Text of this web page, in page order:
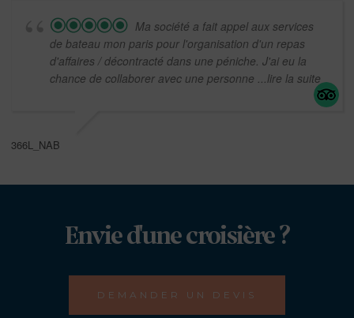
Ma société a fait appel aux services
de bateau mon paris pour l'organisation d'un repas
d'affaires / décontracté dans une péniche. J'ai eu la
chance de collaborer avec une personne ...lire la suite
366L_NAB
Envie d'une croisière ?
DEMANDER UN DEVIS